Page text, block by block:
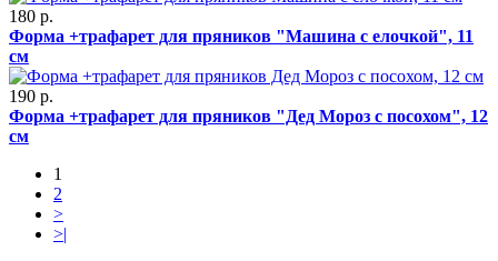
180 р.
Форма +трафарет для пряников "Машина с елочкой", 11
см
190 р.
Форма +трафарет для пряников "Дед Мороз с посохом", 12
см
1
2
>
>|